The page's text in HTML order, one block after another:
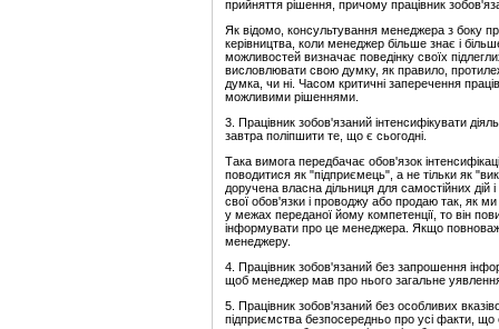
прийняття рішення, причому працівник
Як відомо, консультування менеджера з боку
керівництва, коли менеджер більше знає і
можливостей визначає поведінку своїх
висловлювати свою думку, як правило,
думка, чи ні. Часом критичні заперечення
можливими рішеннями.
3. Працівник зобов'язаний інтенсифікувати
завтра поліпшити те, що є сьогодні.
Така вимога передбачає обов'язок
поводитися як "підприємець", а не тільки як
доручена власна дільниця для самостійних
свої обов'язки і проводжу або продаю так, як
у межах переданої йому компетенції, то він
інформувати про це менеджера. Якщо
менеджеру.
4. Працівник зобов'язаний без запрошення
щоб менеджер мав про нього загальне уявлення і
5. Працівник зобов'язаний без особливих
підприємства безпосередньо про усі факти,